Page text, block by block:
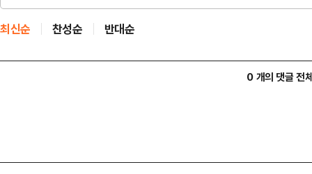
최신순 찬성순 반대순
0 개의 댓글 전